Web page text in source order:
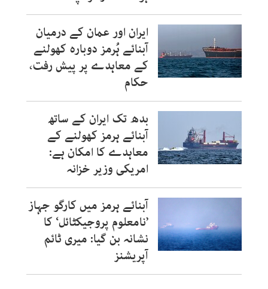
ایران اور عمان کے درمیان
آبنائے ہُرمز دوبارہ کھولنے
کے معاہدے پر پیش رفت،
حکام
بدھ تک ایران کے ساتھ
آبنائے ہرمز کھولنے کے
معاہدے کا امکان ہے:
امریکی وزیر خزانہ
آبنائے ہرمز میں کارگو جہاز
’نامعلوم پروجیکٹائل‘ کا
نشانہ بن گیا: میری ٹائم
آپریشنز